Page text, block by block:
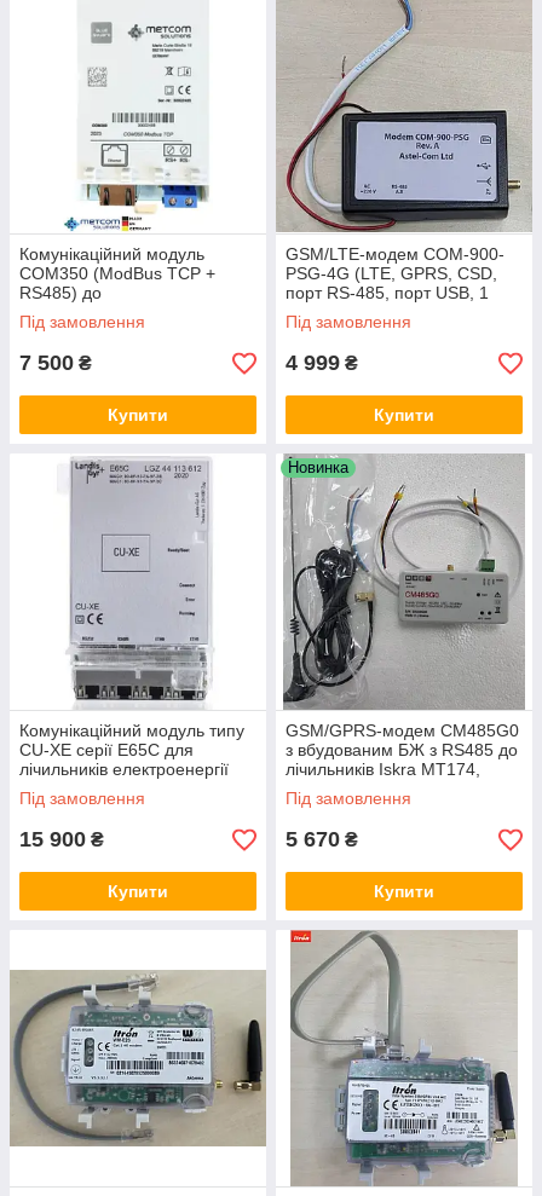
Комунікаційний модуль
COM350 (ModBus TCP +
RS485) до
електролічильників MCS301
MetCom Solutions GmbH
Під замовлення
7 500 ₴
Купити
GSM/LTE-модем СОМ-900-
PSG-4G (LTE, GPRS, CSD,
порт RS-485, порт USB, 1
SIM) з БЖ для лічильників
GAMA
Під замовлення
4 999 ₴
Купити
Комунікаційний модуль типу
CU-XE серії E65C для
лічильників електроенергії
Landis+Gyr ZMD300/400CT
Під замовлення
15 900 ₴
Купити
Новинка
GSM/GPRS-модем CM485G0
з вбудованим БЖ з RS485 до
лічильників Iskra MT174,
ME172
Під замовлення
5 670 ₴
Купити